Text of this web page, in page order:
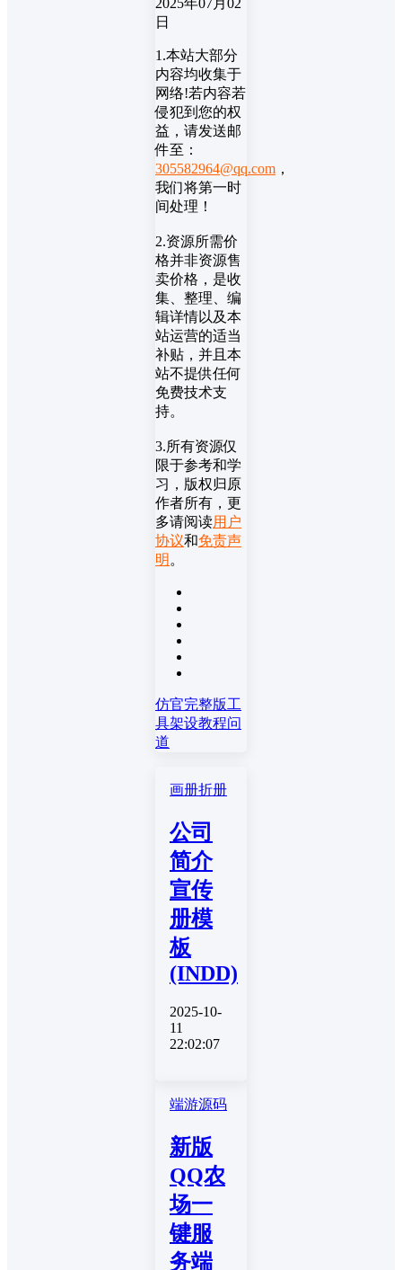
日
1.本站大部分
内容均收集于
网络!若内容若
侵犯到您的权
益，请发送邮
件至：
305582964@qq.com ，
我们将第一时
间处理！
2.资源所需价
格并非资源售
卖价格，是收
集、整理、编
辑详情以及本
站运营的适当
补贴，并且本
站不提供任何
免费技术支
持。
3.所有资源仅
限于参考和学
习，版权归原
作者所有，更
多请阅读用户
协议和免责声
明 。
仿官完整版工
具架设教程问
道
画册折册
公司
简介
宣传
册模
板
(INDD)
2025-10-
11
22:02:07
端游源码
新版
QQ农
场一
键服
务端